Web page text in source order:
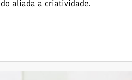
aliada a criatividade.